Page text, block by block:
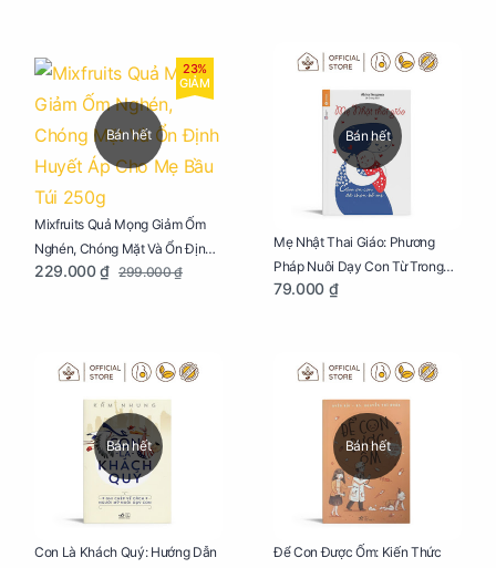
Bán hết
23%
GIẢM
Mixfruits Quả Mọng Giảm Ốm
Nghén, Chóng Mặt Và Ổn Định
Huyết Áp Cho Mẹ Bầu Túi 250g
229.000 ₫ 299.000 ₫
Bán hết
Mẹ Nhật Thai Giáo: Phương
Pháp Nuôi Dạy Con Từ Trong
Bụng Mẹ
79.000 ₫
Bán hết
Con Là Khách Quý: Hướng Dẫn
Bán hết
Để Con Được Ốm: Kiến Thức